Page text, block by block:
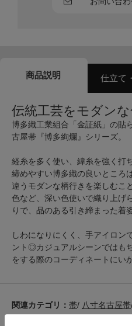
商品説明 仕立て
伝統工芸をモダン
博多織工業組合「金証紙」の貼
古屋帯『博多絢爛』シリーズ。
経糸を多く使い、緯糸を強く打
締めやすい博多織の良いところ
違うモダンな柄行きを楽しむこ
色など、深い色使いで織り上げ
りで、品のある引き締まった着
しわになりにくく、手アイロン
ント◎カジュアルシーンではも
をする際のコーディネートにい
関連カテゴリ： 帯/ 八寸名古屋帯